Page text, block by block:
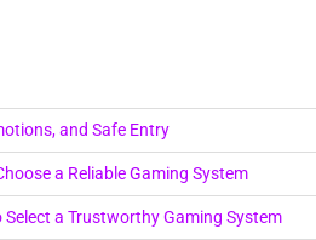
and Safe Entry
a Reliable Gaming System
a Trustworthy Gaming System